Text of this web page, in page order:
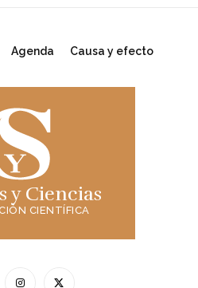
Agenda Causa y efecto
y Ciencias
CIENTÍFICA